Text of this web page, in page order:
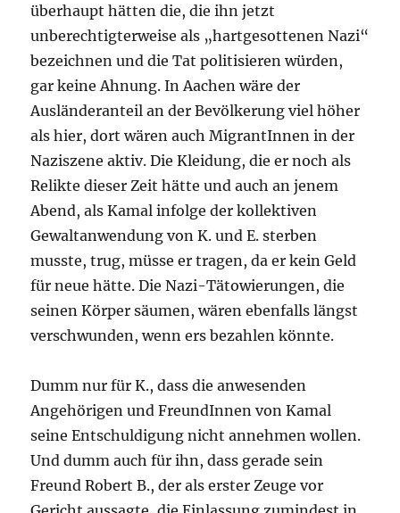
überhaupt hätten die, die ihn jetzt
unberechtigterweise als „hartgesottenen Nazi“
bezeichnen und die Tat politisieren würden,
gar keine Ahnung. In Aachen wäre der
Ausländeranteil an der Bevölkerung viel höher
als hier, dort wären auch MigrantInnen in der
Naziszene aktiv. Die Kleidung, die er noch als
Relikte dieser Zeit hätte und auch an jenem
Abend, als Kamal infolge der kollektiven
Gewaltanwendung von K. und E. sterben
musste, trug, müsse er tragen, da er kein Geld
für neue hätte. Die Nazi-Tätowierungen, die
seinen Körper säumen, wären ebenfalls längst
verschwunden, wenn ers bezahlen könnte.
Dumm nur für K., dass die anwesenden
Angehörigen und FreundInnen von Kamal
seine Entschuldigung nicht annehmen wollen.
Und dumm auch für ihn, dass gerade sein
Freund Robert B., der als erster Zeuge vor